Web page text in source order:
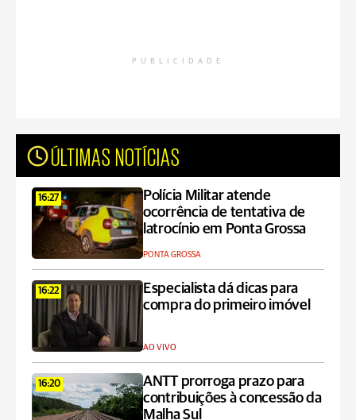
PUBLICIDADE
ÚLTIMAS NOTÍCIAS
16:27
Polícia Militar atende
ocorrência de tentativa de
latrocínio em Ponta Grossa
PONTA GROSSA
16:22
Especialista dá dicas para
compra do primeiro imóvel
AO VIVO
16:20
ANTT prorroga prazo para
contribuições à concessão da
Malha Sul